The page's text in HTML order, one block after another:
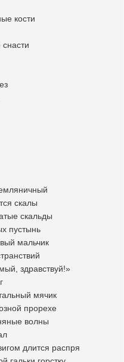
кости
скалы
скальды
пустынь
мальчик
здравствуй!»
мячик
прорехе
волны
длится распря